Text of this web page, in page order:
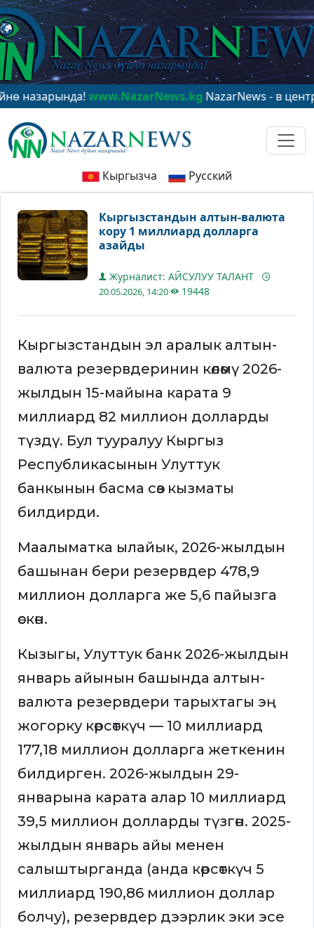
www.NazarNews.kgNazarNews - в центре
Кыргызча Русский
Кыргызстандын алтын-валюта
кору 1 миллиард долларга
азайды
Журналист: АЙСУЛУУ ТАЛАНТ
20.05.2026, 14:20 19448
Кыргызстандын эл аралык алтын-
валюта резервдеринин көлөмү 2026-
жылдын 15-майына карата 9
миллиард 82 миллион долларды
түздү. Бул тууралуу Кыргыз
Республикасынын Улуттук
банкынын басма сөз кызматы
билдирди.
Маалыматка ылайык, 2026-жылдын
башынан бери резервдер 478,9
миллион долларга же 5,6 пайызга
өскөн.
Кызыгы, Улуттук банк 2026-жылдын
январь айынын башында алтын-
валюта резервдери тарыхтагы эң
жогорку көрсөткүч — 10 миллиард
177,18 миллион долларга жеткенин
билдирген. 2026-жылдын 29-
январына карата алар 10 миллиард
39,5 миллион долларды түзгөн. 2025-
жылдын январь айы менен
салыштырганда (анда көрсөткүч 5
миллиард 190,86 миллион доллар
болчу), резервдер дээрлик эки эсе